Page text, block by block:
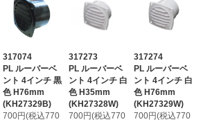
317074
PL ルーバーベ
ント 4インチ 黒
色 H76mm
(KH27329B)
700円(税込770
317273
PL ルーバーベ
ント 4インチ 白
色 H35mm
(KH27328W)
700円(税込770
317274
PL ルーバーベ
ント 4インチ 白
色 H76mm
(KH27329W)
700円(税込770